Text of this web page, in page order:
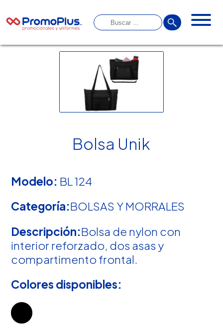
Bolsa Unik
Modelo: BL 124
Categoría:BOLSAS Y MORRALES
Descripción:Bolsa de nylon con
interior reforzado, dos asas y
compartimento frontal.
Colores disponibles: